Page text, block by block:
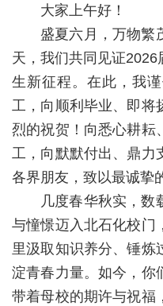
队
伍
学
科
研
校
园
大家上午好！
盛夏六月，万物繁
天，我们共同见证2026
生新征程。在此，我
工，向顺利毕业、即将
烈的祝贺！向悉心耕耘
工，向默默付出、鼎力
各界朋友，致以最诚挚
几度春华秋实，数
与憧憬迈入北石化校门
里汲取知识养分、锤炼
淀青春力量。如今，你
带着母校的期许与祝福